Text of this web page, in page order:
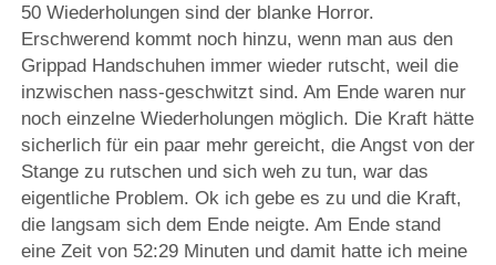
50 Wiederholungen sind der blanke Horror.
Erschwerend kommt noch hinzu, wenn man aus den
Grippad Handschuhen immer wieder rutscht, weil die
inzwischen nass-geschwitzt sind. Am Ende waren nur
noch einzelne Wiederholungen möglich. Die Kraft hätte
sicherlich für ein paar mehr gereicht, die Angst von der
Stange zu rutschen und sich weh zu tun, war das
eigentliche Problem. Ok ich gebe es zu und die Kraft,
die langsam sich dem Ende neigte. Am Ende stand
eine Zeit von 52:29 Minuten und damit hatte ich meine